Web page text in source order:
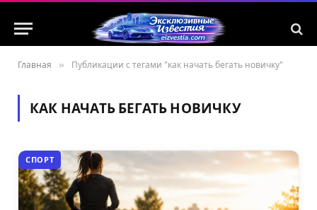
Главная » Публикации с тегами "как начать бегать новичку"
КАК НАЧАТЬ БЕГАТЬ НОВИЧКУ
СПОРТ